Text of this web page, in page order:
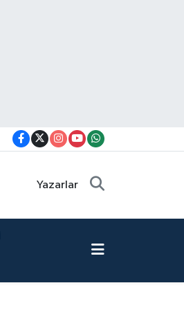
Yazarlar